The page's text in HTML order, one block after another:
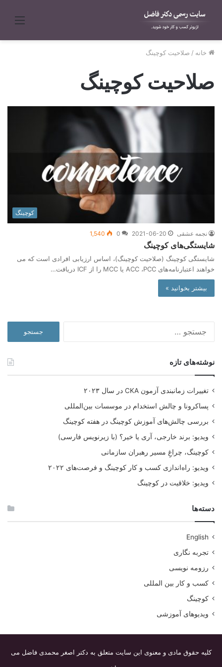
منو
خانه / صلاحیت کوچینگ
صلاحیت کوچینگ
کوچینگ
نجمه عشقی 2021-06-20
0
1,540
شایستگی‌های کوچینگ
شایستگی کوچینگ (صلاحیت کوچینگ)، اساس ارزیابی افرادی است که می
خواهند اعتبارنامه‌های ACC ،PCC یا MCC را از ICF دریافت…
بیشتر بخوانید »
نوشته‌های تازه
تغییرات زمانبندی آزمون CKA در سال ۲۰۲۳
پساکرونا و چالش استخدام در موسسات بین‌المللی
بررسی چالش‌های آموزش کوچینگ در هفته کوچینگ
ویدیو: برند خارجی، آری یا خیر؟ (با زیرنویس فارسی)
کوچینگ، چراغِ مسیر رهبران سازمانی
ویدیو: راه‌اندازی کسب و کار کوچینگ و فرصت‌های ۲۰۲۲
ویدیو: خلاقیت در کوچینگ
دسته‌ها
English
تجربه نگاری
رزومه نویسی
کسب و کار بین المللی
کوچینگ
ویدیوهای آموزشی
کلیه حقوق مادی و معنوی این سایت متعلق به دکتر اصغر محمدی فاضل می